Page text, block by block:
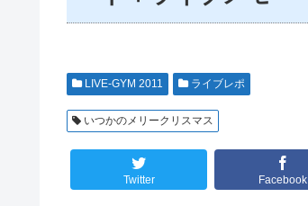
LIVE-GYM 2011 ライブレポ
いつかのメリークリスマス
Twitter Facebook